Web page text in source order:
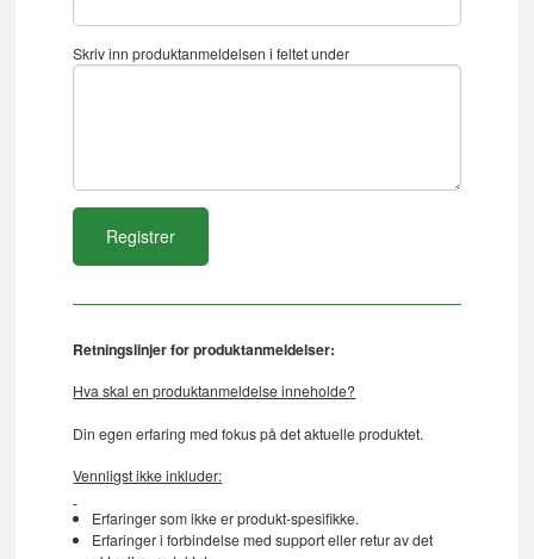
Skriv inn produktanmeldelsen i feltet under
Retningslinjer for produktanmeldelser:
Hva skal en produktanmeldelse inneholde?
Din egen erfaring med fokus på det aktuelle produktet.
Vennligst ikke inkluder:
Erfaringer som ikke er produkt-spesifikke.
Erfaringer i forbindelse med support eller retur av det